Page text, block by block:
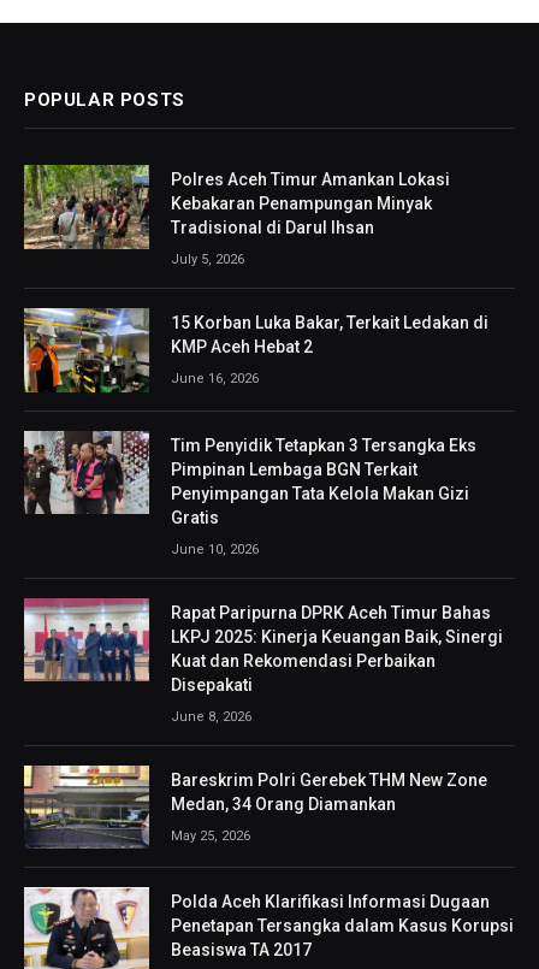
POPULAR POSTS
Polres Aceh Timur Amankan Lokasi
Kebakaran Penampungan Minyak
Tradisional di Darul Ihsan
July 5, 2026
15 Korban Luka Bakar, Terkait Ledakan di
KMP Aceh Hebat 2
June 16, 2026
Tim Penyidik Tetapkan 3 Tersangka Eks
Pimpinan Lembaga BGN Terkait
Penyimpangan Tata Kelola Makan Gizi
Gratis
June 10, 2026
Rapat Paripurna DPRK Aceh Timur Bahas
LKPJ 2025: Kinerja Keuangan Baik, Sinergi
Kuat dan Rekomendasi Perbaikan
Disepakati
June 8, 2026
Bareskrim Polri Gerebek THM New Zone
Medan, 34 Orang Diamankan
May 25, 2026
Polda Aceh Klarifikasi Informasi Dugaan
Penetapan Tersangka dalam Kasus Korupsi
Beasiswa TA 2017